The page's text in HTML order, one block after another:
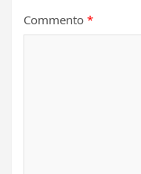
Commento *